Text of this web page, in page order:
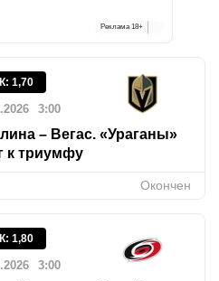
Реклама 18+
К: 1,70
3:00
– Вегас. «Ураганы»
к триумфу
Окончен
К: 1,80
3:00